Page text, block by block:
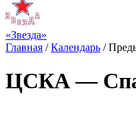
«Звезда»
Главная /Календарь /
ЦСКА —